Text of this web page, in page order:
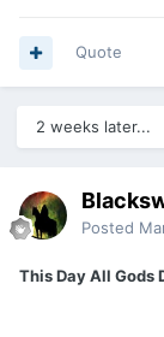
Quote
2 weeks later...
Posted
This Day All Gods